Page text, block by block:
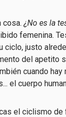
cosa. ¿No es la
femenina.
ciclo, justo
del apetito
cuando
el cuerpo
el ciclismo